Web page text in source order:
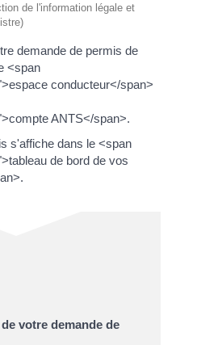
de l'information légale et
demande de permis de
<span
conducteur</span>
ANTS</span>.
s'affiche dans le <span
de bord de vos
votre demande de